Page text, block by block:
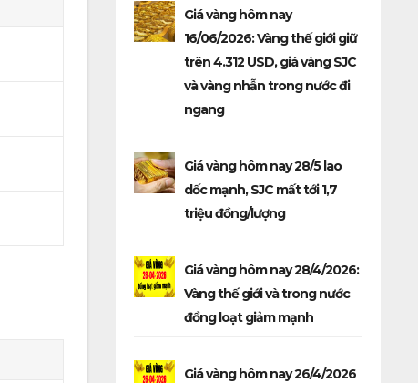
Giá vàng hôm nay
16/06/2026: Vàng thế giới giữ
trên 4.312 USD, giá vàng SJC
và vàng nhẫn trong nước đi
ngang
Giá vàng hôm nay 28/5 lao
dốc mạnh, SJC mất tới 1,7
triệu đồng/lượng
Giá vàng hôm nay 28/4/2026:
Vàng thế giới và trong nước
đồng loạt giảm mạnh
Giá vàng hôm nay 26/4/2026